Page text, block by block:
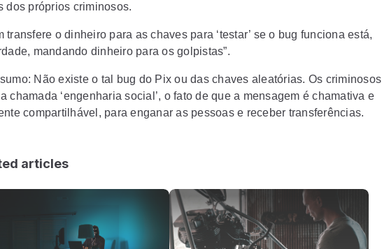
dos próprios criminosos.
transfere o dinheiro para as chaves para ‘testar’ se o bug funciona está,
mandando dinheiro para os golpistas”.
Não existe o tal bug do Pix ou das chaves aleatórias. Os criminosos
chamada ‘engenharia social’, o fato de que a mensagem é chamativa e
compartilhável, para enganar as pessoas e receber transferências.
articles